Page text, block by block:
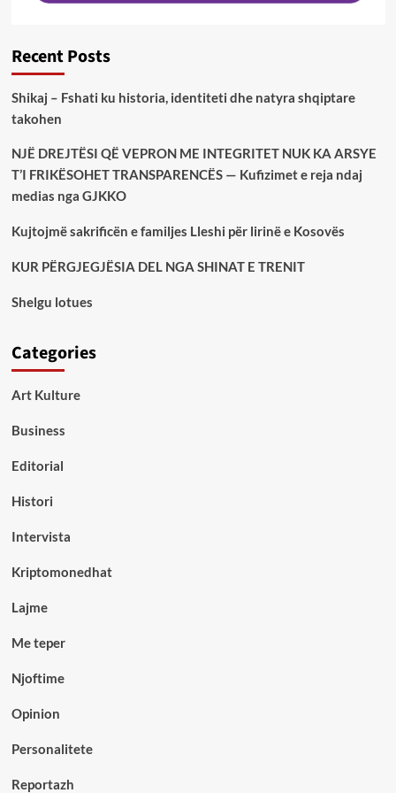
Recent Posts
Shikaj – Fshati ku historia, identiteti dhe natyra shqiptare
takohen
NJË DREJTËSI QË VEPRON ME INTEGRITET NUK KA ARSYE
T’I FRIKËSOHET TRANSPARENCËS — Kufizimet e reja ndaj
medias nga GJKKO
Kujtojmë sakrificën e familjes Lleshi për lirinë e Kosovës
KUR PËRGJEGJËSIA DEL NGA SHINAT E TRENIT
Shelgu lotues
Categories
Art Kulture
Business
Editorial
Histori
Intervista
Kriptomonedhat
Lajme
Me teper
Njoftime
Opinion
Personalitete
Reportazh